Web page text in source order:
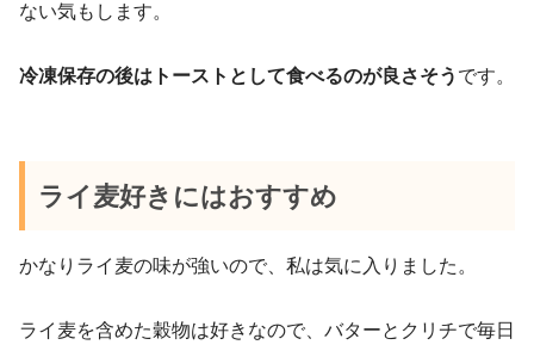
ない気もします。
冷凍保存の後はトーストとして食べるのが良さそう です。
ライ麦好きにはおすすめ
かなりライ麦の味が強いので、私は気に入りました。
ライ麦を含めた穀物は好きなので、バターとクリチで毎日